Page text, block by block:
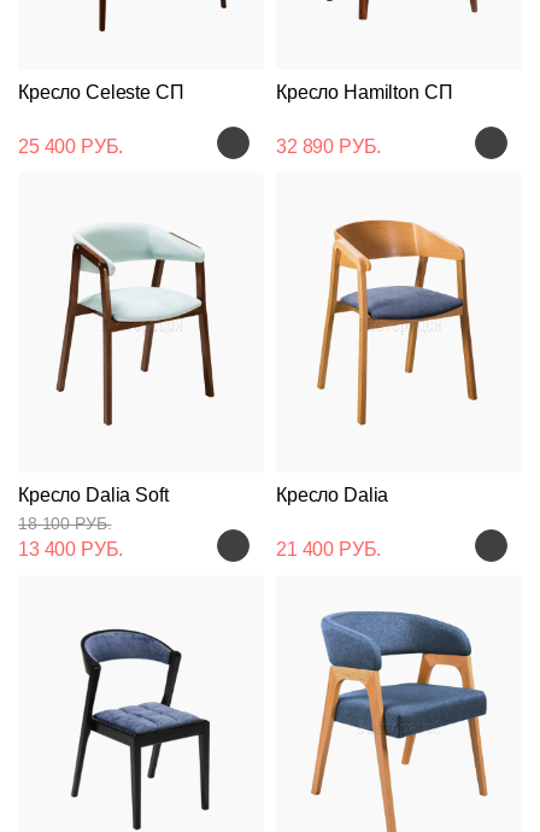
Кресло Celeste СП
25 400 РУБ.
Кресло Hamilton СП
32 890 РУБ.
Кресло Dalia Soft
18 100 РУБ.
13 400 РУБ.
Кресло Dalia
21 400 РУБ.